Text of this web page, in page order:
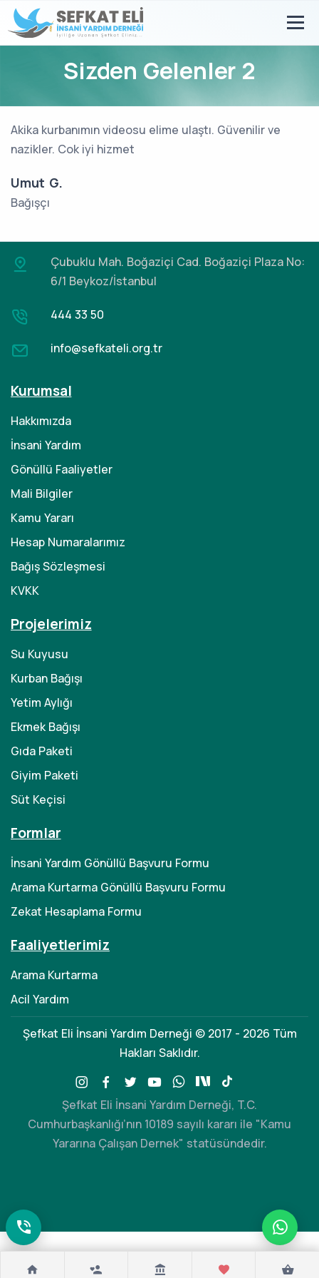
Sizden Gelenler 2
Akika kurbanımın videosu elime ulaştı. Güvenilir ve
nazikler. Cok iyi hizmet
Umut G.
Bağışçı
Çubuklu Mah. Boğaziçi Cad. Boğaziçi Plaza No:
6/1 Beykoz/İstanbul
444 33 50
info@sefkateli.org.tr
Kurumsal
Hakkımızda
İnsani Yardım
Gönüllü Faaliyetler
Mali Bilgiler
Kamu Yararı
Hesap Numaralarımız
Bağış Sözleşmesi
KVKK
Projelerimiz
Su Kuyusu
Kurban Bağışı
Yetim Aylığı
Ekmek Bağışı
Gıda Paketi
Giyim Paketi
Süt Keçisi
Formlar
İnsani Yardım Gönüllü Başvuru Formu
Arama Kurtarma Gönüllü Başvuru Formu
Zekat Hesaplama Formu
Faaliyetlerimiz
Arama Kurtarma
Acil Yardım
Şefkat Eli İnsani Yardım Derneği © 2017 - 2026 Tüm
Hakları Saklıdır.
Şefkat Eli İnsani Yardım Derneği, T.C.
Cumhurbaşkanlığı’nın 10189 sayılı kararı ile "Kamu
Yararına Çalışan Dernek" statüsündedir.